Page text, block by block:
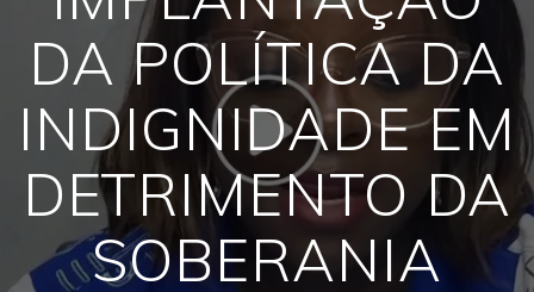
DA POLÍTICA DA
INDIGNIDADE EM
DETRIMENTO DA
SOBERANIA